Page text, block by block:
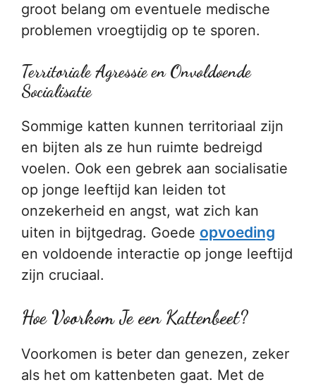
groot belang om eventuele medische
problemen vroegtijdig op te sporen.
Territoriale Agressie en Onvoldoende
Socialisatie
Sommige katten kunnen territoriaal zijn
en bijten als ze hun ruimte bedreigd
voelen. Ook een gebrek aan socialisatie
op jonge leeftijd kan leiden tot
onzekerheid en angst, wat zich kan
uiten in bijtgedrag. Goede opvoeding
en voldoende interactie op jonge leeftijd
zijn cruciaal.
Hoe Voorkom Je een Kattenbeet?
Voorkomen is beter dan genezen, zeker
als het om kattenbeten gaat. Met de